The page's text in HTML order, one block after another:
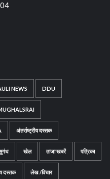
NEWS DDU
अंतर्राष्ट्रीय दस्तक
खेल ताजा खबरें पत्रिका
दस्तक लेख /विचार